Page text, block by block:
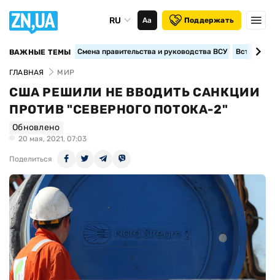
RU Аа Поддержать
ВАЖНЫЕ ТЕМЫ Смена правительства и руководства ВСУ
ГЛАВНАЯ МИР
США РЕШИЛИ НЕ ВВОДИТЬ САНКЦИИ
ПРОТИВ "СЕВЕРНОГО ПОТОКА-2"
Обновлено
20 мая, 2021, 07:03
Поделиться